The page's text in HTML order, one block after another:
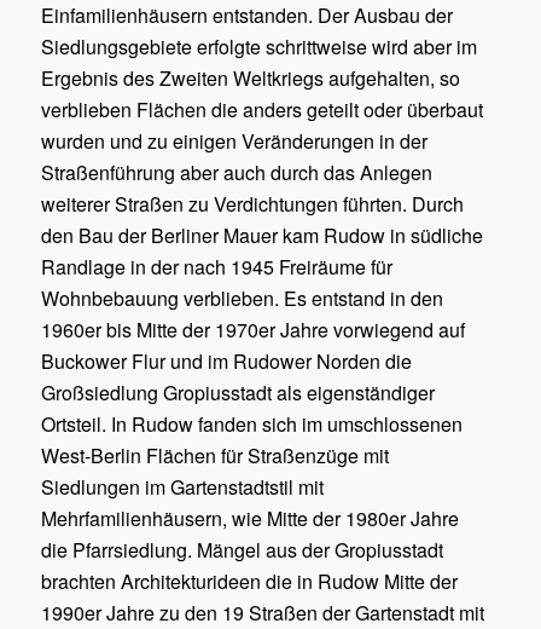
Einfamilienhäusern entstanden. Der Ausbau der
Siedlungsgebiete erfolgte schrittweise wird aber im
Ergebnis des Zweiten Weltkriegs aufgehalten, so
verblieben Flächen die anders geteilt oder überbaut
wurden und zu einigen Veränderungen in der
Straßenführung aber auch durch das Anlegen
weiterer Straßen zu Verdichtungen führten. Durch
den Bau der Berliner Mauer kam Rudow in südliche
Randlage in der nach 1945 Freiräume für
Wohnbebauung verblieben. Es entstand in den
1960er bis Mitte der 1970er Jahre vorwiegend auf
Buckower Flur und im Rudower Norden die
Großsiedlung Gropiusstadt als eigenständiger
Ortsteil. In Rudow fanden sich im umschlossenen
West-Berlin Flächen für Straßenzüge mit
Siedlungen im Gartenstadtstil mit
Mehrfamilienhäusern, wie Mitte der 1980er Jahre
die Pfarrsiedlung. Mängel aus der Gropiusstadt
brachten Architekturideen die in Rudow Mitte der
1990er Jahre zu den 19 Straßen der Gartenstadt mit